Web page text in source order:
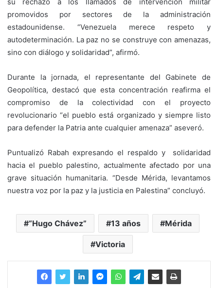
promovidos por sectores de la administración
estadounidense. “Venezuela merece respeto y
autodeterminación. La paz no se construye con amenazas,
sino con diálogo y solidaridad”, afirmó.
Durante la jornada, el representante del Gabinete de
Geopolítica, destacó que esta concentración reafirma el
compromiso de la colectividad con el proyecto
revolucionario “el pueblo está organizado y siempre listo
para defender la Patria ante cualquier amenaza” aseveró.
Puntualizó Rabah expresando el respaldo y solidaridad
hacia el pueblo palestino, actualmente afectado por una
grave situación humanitaria. “Desde Mérida, levantamos
nuestra voz por la paz y la justicia en Palestina” concluyó.
“Hugo Chávez” 13 años Mérida
Victoria